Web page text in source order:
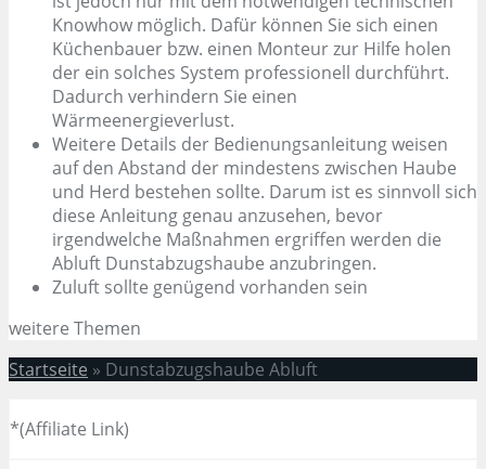
Knowhow möglich. Dafür können Sie sich einen
Küchenbauer bzw. einen Monteur zur Hilfe holen
der ein solches System professionell durchführt.
Dadurch verhindern Sie einen
Wärmeenergieverlust.
Weitere Details der Bedienungsanleitung weisen
auf den Abstand der mindestens zwischen Haube
und Herd bestehen sollte. Darum ist es sinnvoll sich
diese Anleitung genau anzusehen, bevor
irgendwelche Maßnahmen ergriffen werden die
Abluft Dunstabzugshaube anzubringen.
Zuluft sollte genügend vorhanden sein
weitere Themen
Startseite » Dunstabzugshaube Abluft
*(Affiliate Link)